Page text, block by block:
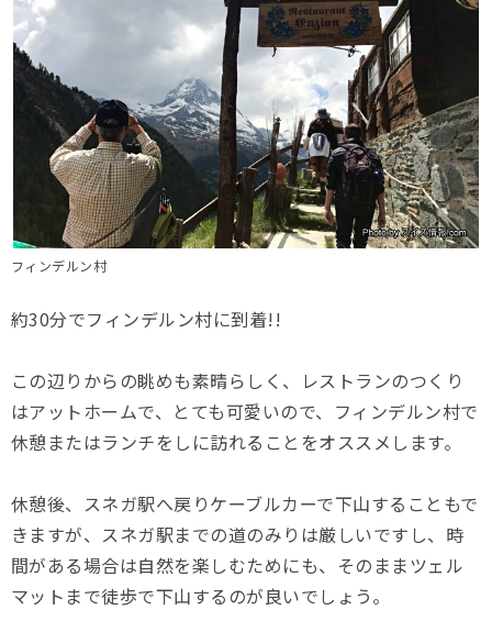
フィンデルン村
約30分でフィンデルン村に到着!!
この辺りからの眺めも素晴らしく、レストランのつくり
はアットホームで、とても可愛いので、フィンデルン村で
休憩またはランチをしに訪れることをオススメします。
休憩後、スネガ駅へ戻りケーブルカーで下山することもで
きますが、スネガ駅までの道のみりは厳しいですし、時
間がある場合は自然を楽しむためにも、そのままツェル
マットまで徒歩で下山するのが良いでしょう。